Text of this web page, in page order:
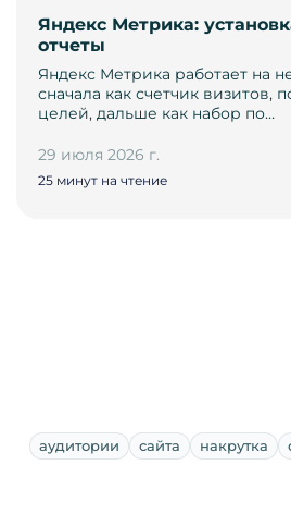
Яндекс Метрика:
отчеты
Яндекс Метрика работает на
сначала как счетчик визитов,
целей, дальше как набор по…
29 июля 2026 г.
25 минут на чтение
аудитории сайта накрутка